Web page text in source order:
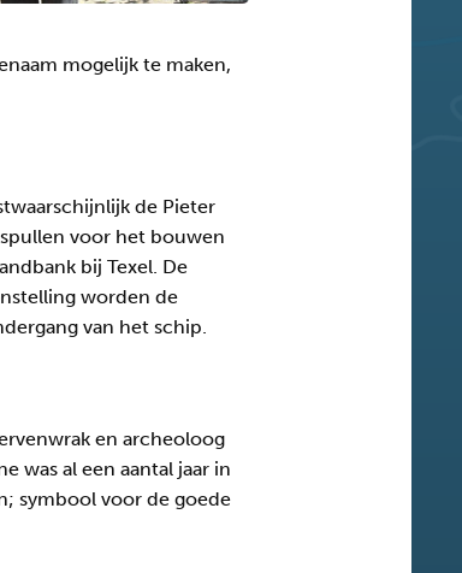
mogelijk te maken,
de Pieter
voor het bouwen
bij Texel. De
worden de
van het schip.
en archeoloog
was al een aantal jaar in
symbool voor de goede